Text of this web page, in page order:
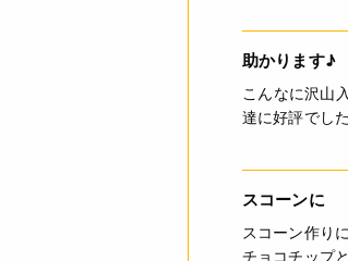
助かります♪
こんなに沢山
達に好評でした
スコーンに
スコーン作り
チョコチップ